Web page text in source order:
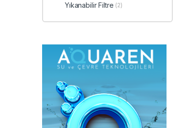
Yıkanabilir Filtre (2)